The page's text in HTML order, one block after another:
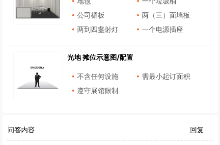
公司楣板
两（三）面墙板
两到四盏射灯
一个电源插座
光地 摊位示意图/配置
不含任何设施
需最小起订面积
遵守展馆限制
问答内容 回复